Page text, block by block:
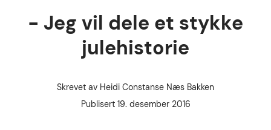
- Jeg vil dele et stykke
julehistorie
Forfatter
Skrevet av Heidi Constanse Næs Bakken
Publisert dato
Publisert 19. desember 2016